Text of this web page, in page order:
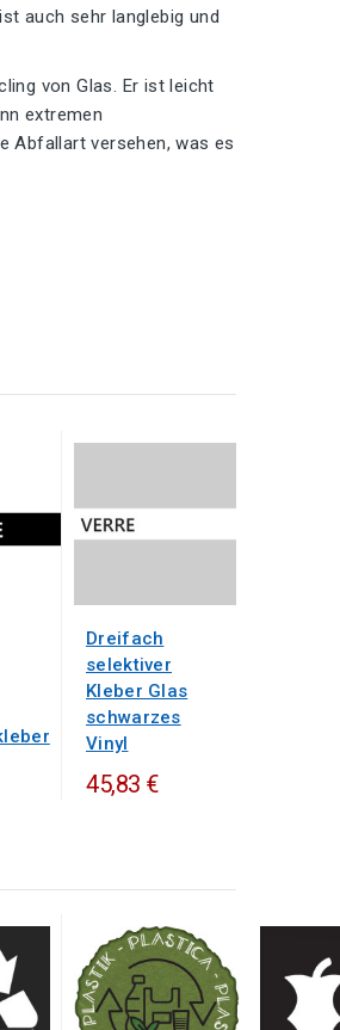
auch sehr langlebig und
von Glas. Er ist leicht
extremen
Abfallart versehen, was es
Dreifach
selektiver
Kleber Glas
schwarzes
Vinyl
45,83 €